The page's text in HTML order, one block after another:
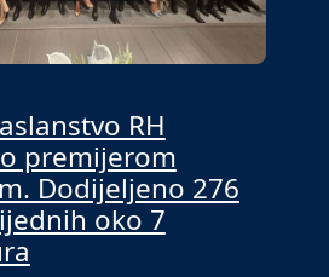
RH
premijerom
Dodijeljeno 276
oko 7